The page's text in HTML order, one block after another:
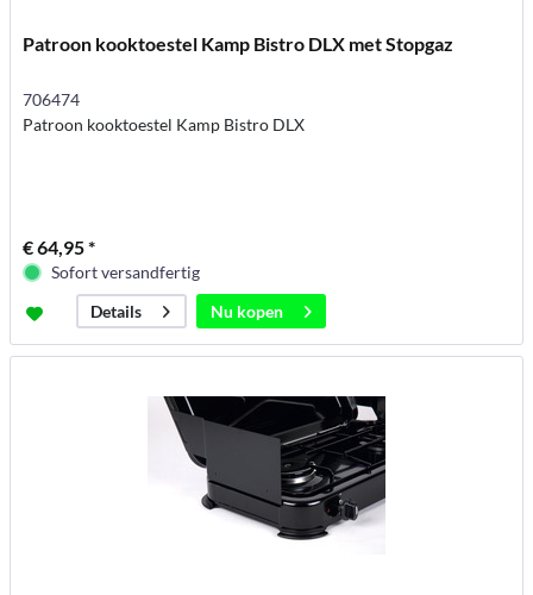
Patroon kooktoestel Kamp Bistro DLX met Stopgaz
706474
Patroon kooktoestel Kamp Bistro DLX
€ 64,95 *
Sofort versandfertig
Details
Nu kopen